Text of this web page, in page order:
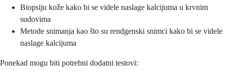
Biopsiju kože kako bi se videle naslage kalcijuma u krvnim
sudovima
Metode snimanja kao što su rendgenski snimci kako bi se videle
naslage kalcijuma
Ponekad mogu biti potrebni dodatni testovi: